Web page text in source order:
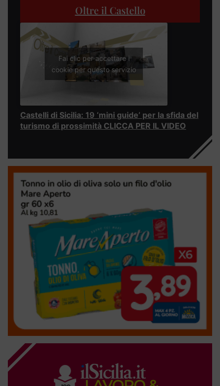
Oltre il Castello
Fai clic per accettare i
cookie per questo servizio
Castelli di Sicilia: 19 ‘mini guide’ per la sfida del
turismo di prossimità CLICCA PER IL VIDEO